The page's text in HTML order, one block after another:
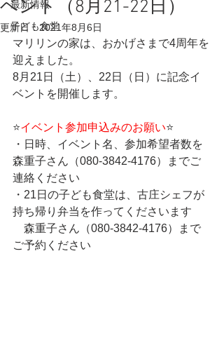
最新情報
子ども食堂
ベント（8月21-22日）
更新日：2021年8月6日
マリリンの家は、おかげさまで4周年を
迎えました。
8月21日（土）、22日（日）に記念イ
ベントを開催します。
⭐️イベント参加申込みのお願い⭐️
・日時、イベント名、参加希望者数を
森重子さん（080-3842-4176）までご
連絡ください
・21日の子ども食堂は、古庄シェフが
持ち帰り弁当を作ってくださいます
森重子さん（080-3842-4176）まで
ご予約ください